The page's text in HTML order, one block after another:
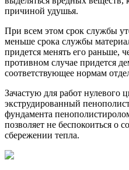
причиной удушья.
При всем этом срок службы
меньше срока службы
придется менять его раньше,
противном случае придется
соответствующее нормам
Зачастую для работ нулевого
экструдированный
фундамента
позволяет не беспокоиться о
сбережении тепла.